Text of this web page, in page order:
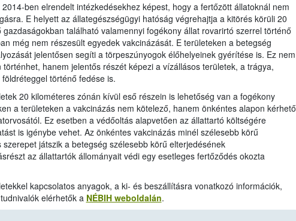
ben elrendelt intézkedésekhez képest, hogy a fertőzött állatoknál nem
E helyett az állategészségügyi hatóság végrehajtja a kitörés körüli 20
található valamennyi fogékony állat rovarirtó szerrel történő
még nem részesült egyedek vakcinázását. E területeken a betegség
jelentősen segíti a törpeszúnyogok élőhelyeinek gyérítése is. Ez nem
hanem jelentős részét képezi a vízállásos területek, a trágya,
történő fedése is.
20 kilométeres zónán kívül eső részein is lehetőség van a fogékony
a területeken a vakcinázás nem kötelező, hanem önkéntes alapon kérhető
Ez esetben a védőoltás alapvetően az állattartó költségére
is igénybe vehet. Az önkéntes vakcinázás minél szélesebb körű
játszik a betegség szélesebb körű elterjedésének
az állattartók állományait védi egy esetleges fertőződés okozta
kapcsolatos anyagok, a ki- és beszállításra vonatkozó információk,
elérhetők a NÉBIH weboldalán.